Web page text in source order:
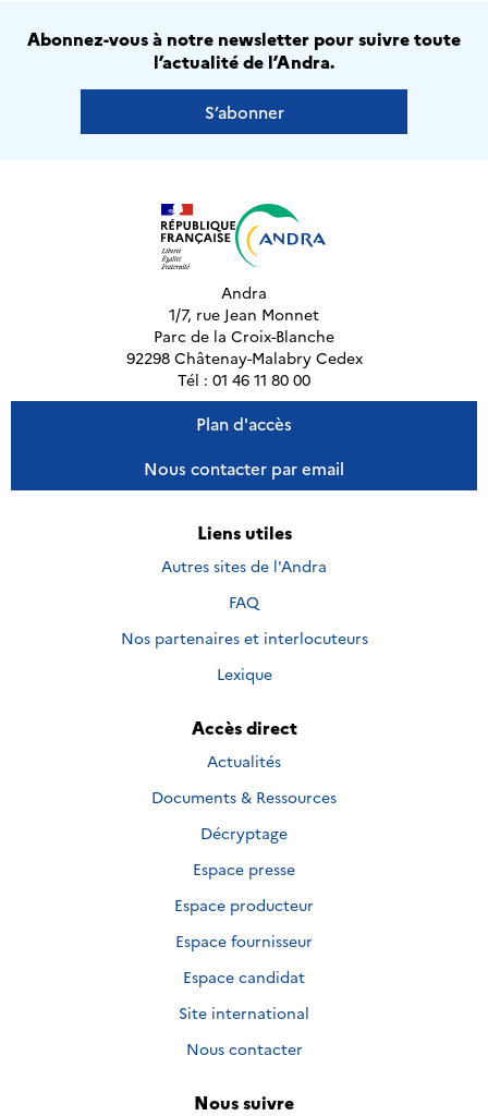
Abonnez-vous à notre newsletter pour suivre toute
l’actualité de l’Andra.
S’abonner
Andra
1/7, rue Jean Monnet
Parc de la Croix-Blanche
92298 Châtenay-Malabry Cedex
Tél : 01 46 11 80 00
Plan d'accès
Nous contacter par email
Liens utiles
Autres sites de l'Andra
FAQ
Nos partenaires et interlocuteurs
Lexique
Accès direct
Actualités
Documents & Ressources
Décryptage
Espace presse
Espace producteur
Espace fournisseur
Espace candidat
Site international
Nous contacter
Nous suivre